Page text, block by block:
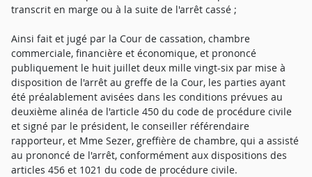
transcrit en marge ou à la suite de l'arrêt cassé ;
Ainsi fait et jugé par la Cour de cassation, chambre
commerciale, financière et économique, et prononcé
publiquement le huit juillet deux mille vingt-six par mise à
disposition de l'arrêt au greffe de la Cour, les parties ayant
été préalablement avisées dans les conditions prévues au
deuxième alinéa de l'article 450 du code de procédure civile
et signé par le président, le conseiller référendaire
rapporteur, et Mme Sezer, greffière de chambre, qui a assisté
au prononcé de l'arrêt, conformément aux dispositions des
articles 456 et 1021 du code de procédure civile.